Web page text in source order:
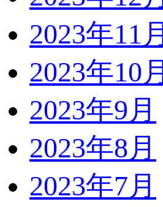
2023年11月
2023年10月
2023年9月
2023年8月
2023年7月